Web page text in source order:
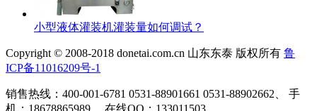
小型液体灌装机灌装量如何调试？
Copyright © 2008-2018 donetai.com.cn 山东东泰 版权所有 鲁
ICP备11016209号-1
销售热线：400-001-6781 0531-88901661 0531-88902662、 手